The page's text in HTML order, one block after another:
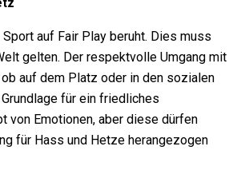
auf Fair Play beruht. Dies muss
gelten. Der respektvolle Umgang mit
auf dem Platz oder in den sozialen
für ein friedliches
von Emotionen, aber diese dürfen
für Hass und Hetze herangezogen